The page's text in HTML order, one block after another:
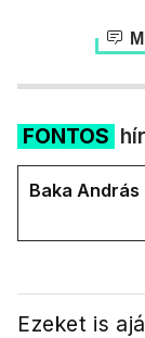
FONTOS
Baka
Ezeket is